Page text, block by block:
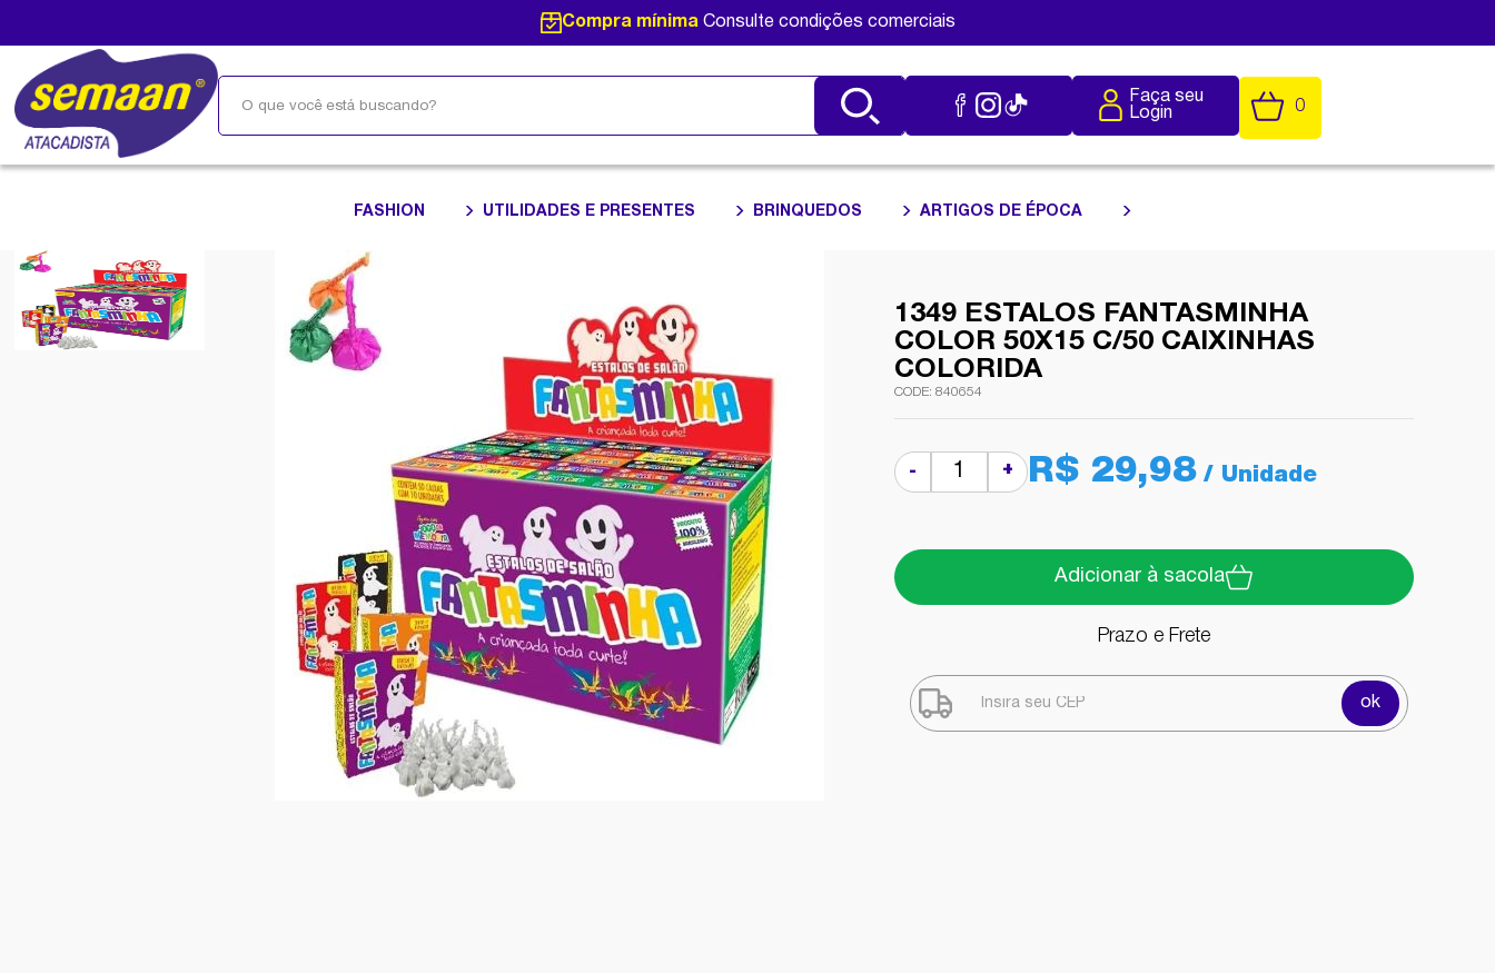
Compra mínimaConsulte condições comerciais
Faça seu
Login
0
FASHION UTILIDADES E PRESENTES BRINQUEDOS ARTIGOS DE ÉPOCA
1349 ESTALOS FANTASMINHA
COLOR 50X15 C/50 CAIXINHAS
COLORIDA
840654
- + R$ 29,98
Adicionar à sacola
Prazo e Frete
ok